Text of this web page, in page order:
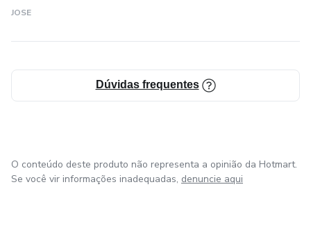
JOSE
Dúvidas frequentes
O conteúdo deste produto não representa a opinião da Hotmart.
Se você vir informações inadequadas, denuncie aqui